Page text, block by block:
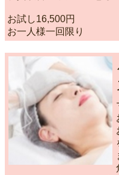
お試し16,500円
お一人様一回限り